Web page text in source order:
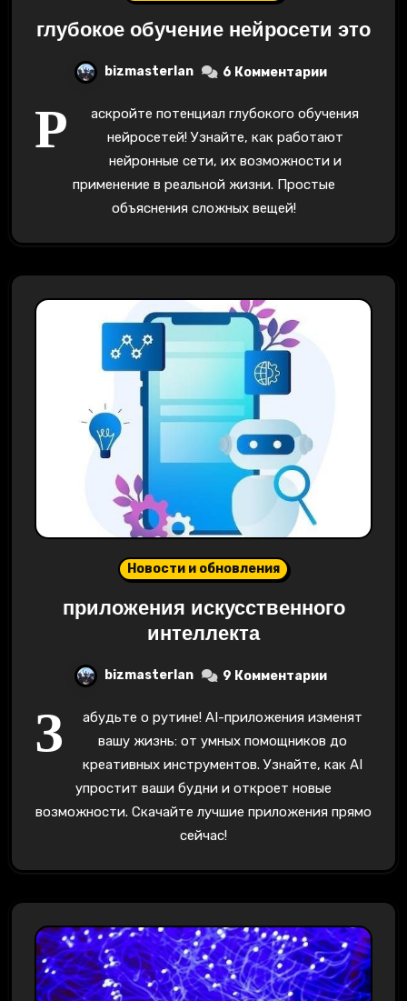
глубокое обучение нейросети это
bizmasterlan 6 Комментарии
Р
аскройте потенциал глубокого обучения
нейросетей! Узнайте, как работают
нейронные сети, их возможности и
применение в реальной жизни. Простые
объяснения сложных вещей!
Новости и обновления
приложения искусственного
интеллекта
bizmasterlan 9 Комментарии
З
абудьте о рутине! AI-приложения изменят
вашу жизнь: от умных помощников до
креативных инструментов. Узнайте, как AI
упростит ваши будни и откроет новые
возможности. Скачайте лучшие приложения прямо
сейчас!